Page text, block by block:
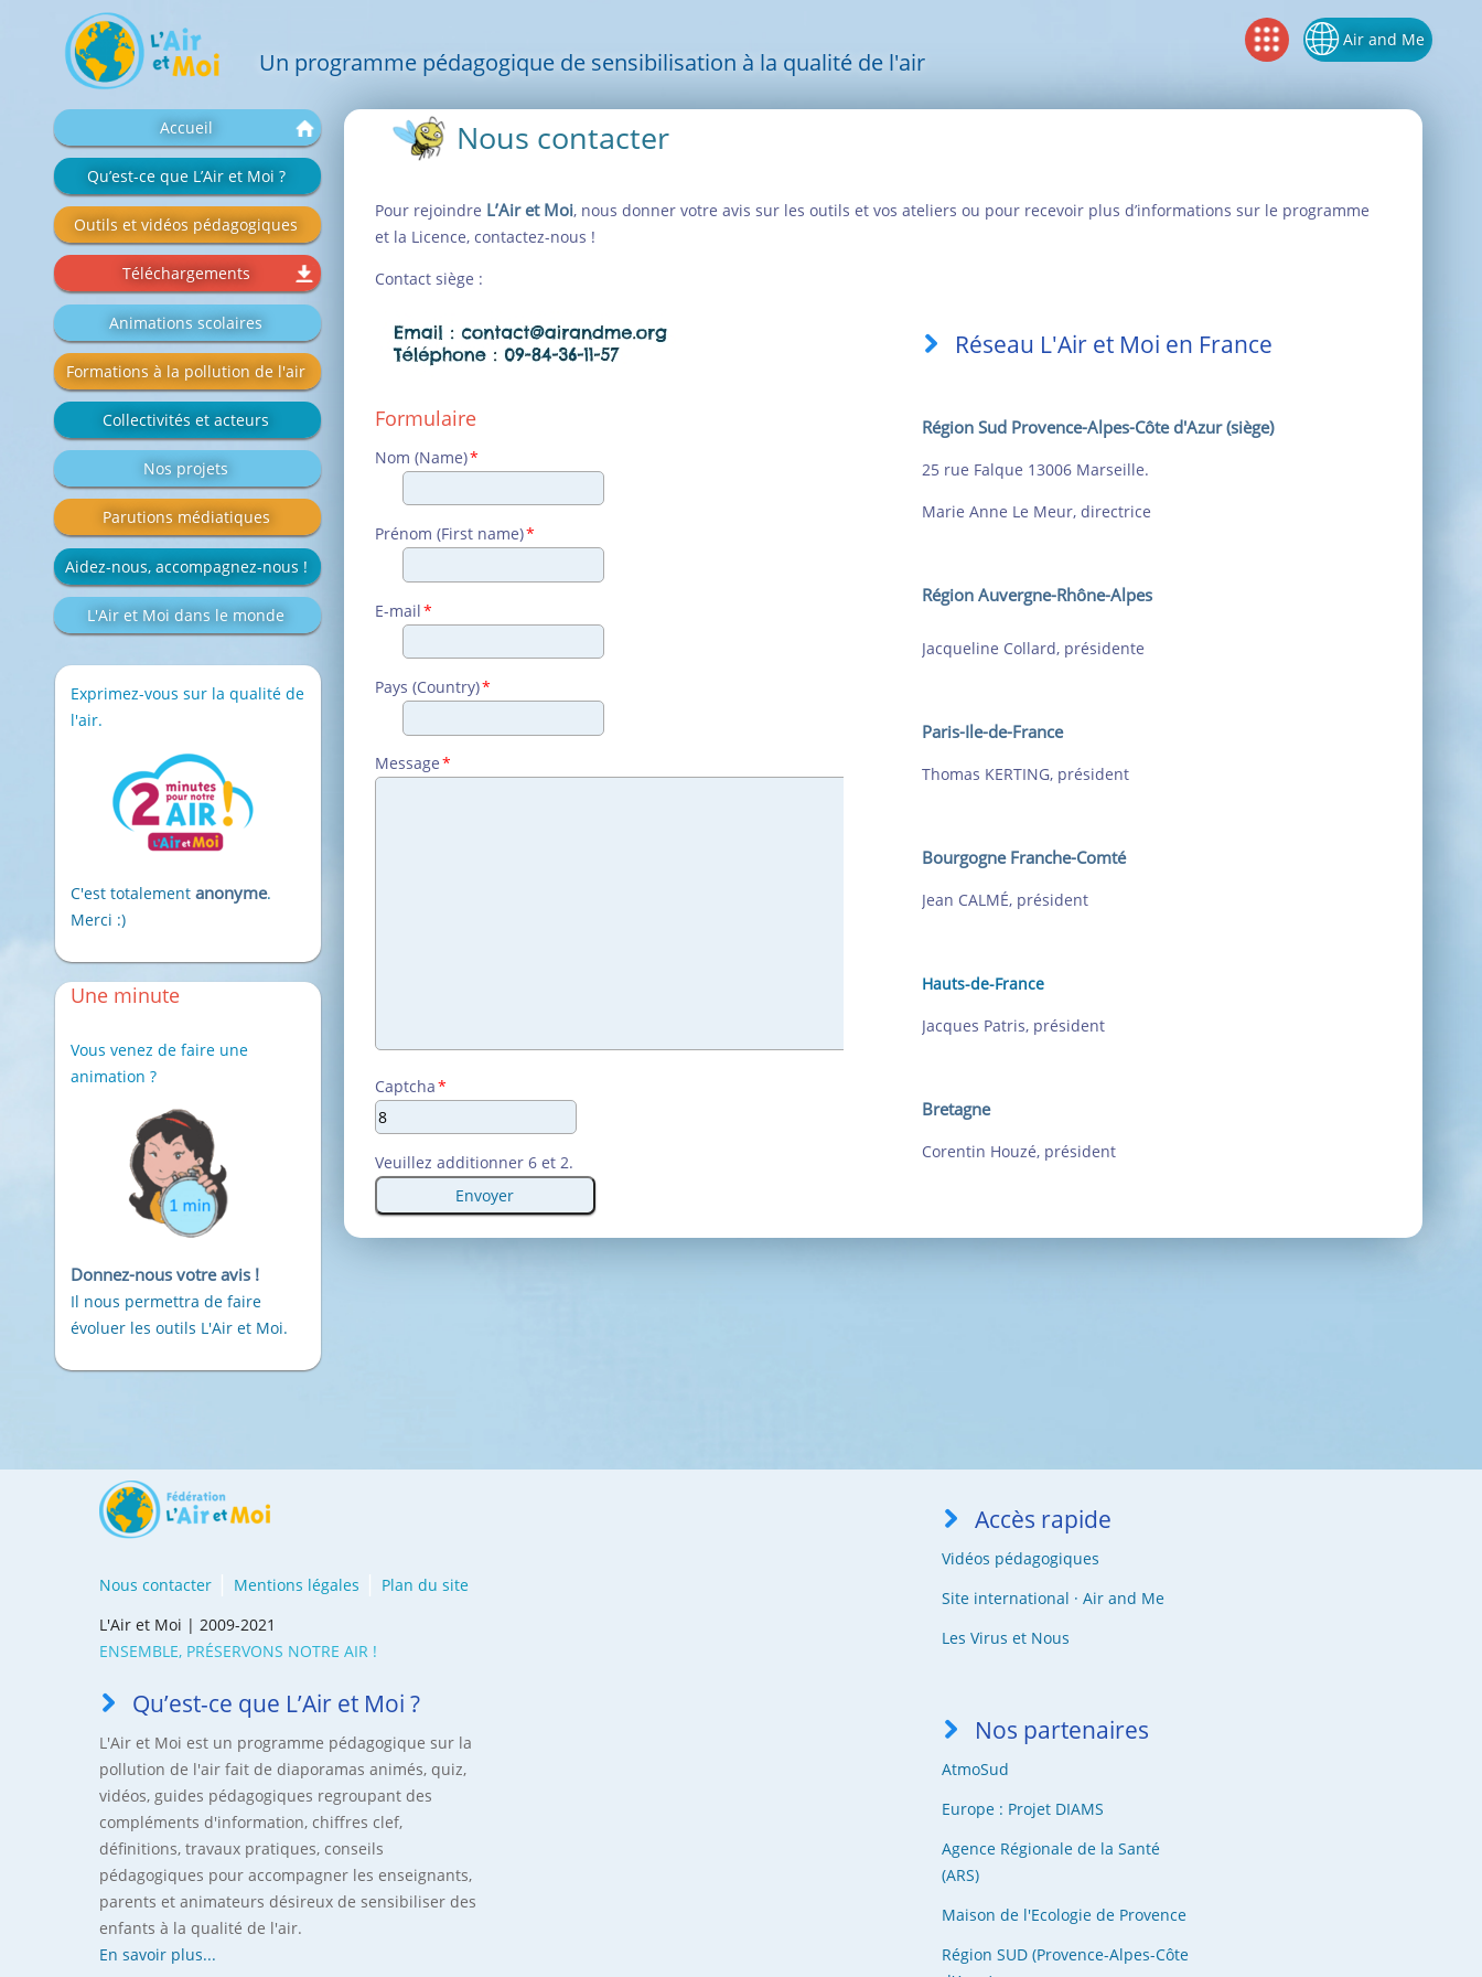
Un programme pédagogique de sensibilisation à la qualité de l'air
Air and Me
Nous contacter
Pour rejoindre L’Air et Moi, nous donner votre avis sur les outils et vos ateliers ou pour recevoir plus d’informations sur le programme
et la Licence, contactez-nous !
Contact siège :
Formulaire
Champ
obligatoire
Nom (Name)*
Champ
Prénom (First name)*
Champ
obligatoire
E-mail*
Champ
obligatoire
Pays (Country)*
Champ
Message*
Champ
obligatoire
Captcha*
Veuillez additionner 6 et 2.
Envoyer
Réseau L'Air et Moi en France
Région Sud Provence-Alpes-Côte d'Azur (siège)
25 rue Falque 13006 Marseille.
Marie Anne Le Meur, directrice
Région Auvergne-Rhône-Alpes
Jacqueline Collard, présidente
Paris-Ile-de-France
Thomas KERTING, président
Bourgogne Franche-Comté
Jean CALMÉ, président
Hauts-de-France
Jacques Patris, président
Bretagne
Corentin Houzé, président
Aller
au
contenu
Accueil
Qu’est-ce que L’Air et Moi ?
Outils et vidéos pédagogiques
Téléchargements
Animations scolaires
Formations à la pollution de l'air
Collectivités et acteurs
Nos projets
Parutions médiatiques
Aidez-nous, accompagnez-nous !
L'Air et Moi dans le monde
Exprimez-vous sur la qualité de
l'air.
C'est totalementanonyme.
Merci :)
Une minute
Vous venez de faire une
animation ?
Donnez-nous votre avis !
Il nous permettra de faire
évoluer les outils L'Air et Moi.
Nous contacter Mentions légales
Plan du site
L'Air et Moi | 2009-2021
ENSEMBLE, PRÉSERVONS NOTRE AIR !
Qu’est-ce que L’Air et Moi ?
L'Air et Moi est un programme pédagogique sur la
pollution de l'air fait de diaporamas animés, quiz,
vidéos, guides pédagogiques regroupant des
compléments d'information, chiffres clef,
définitions, travaux pratiques, conseils
pédagogiques pour accompagner les enseignants,
parents et animateurs désireux de sensibiliser des
enfants à la qualité de l'air.
En savoir plus...
Accès rapide
Vidéos pédagogiques
Site international · Air and Me
Les Virus et Nous
Nos partenaires
AtmoSud
Europe : Projet DIAMS
Agence Régionale de la Santé
(ARS)
Maison de l'Ecologie de Provence
Région SUD (Provence-Alpes-Côte